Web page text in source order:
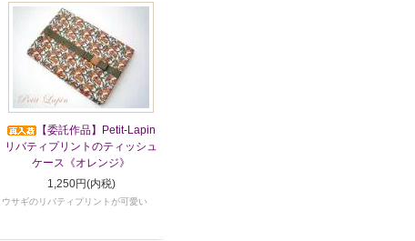
【委託作品】Petit-Lapin
リバティプリントのティッシュ
ケース《オレンジ》
1,250円(内税)
ウサギのリバティプリントが可愛い